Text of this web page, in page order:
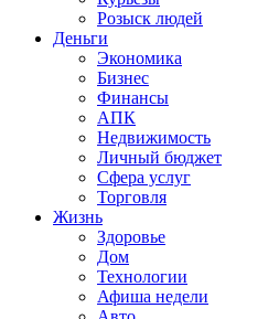
Розыск людей
Деньги
Экономика
Бизнес
Финансы
АПК
Недвижимость
Личный бюджет
Сфера услуг
Торговля
Жизнь
Здоровье
Дом
Технологии
Афиша недели